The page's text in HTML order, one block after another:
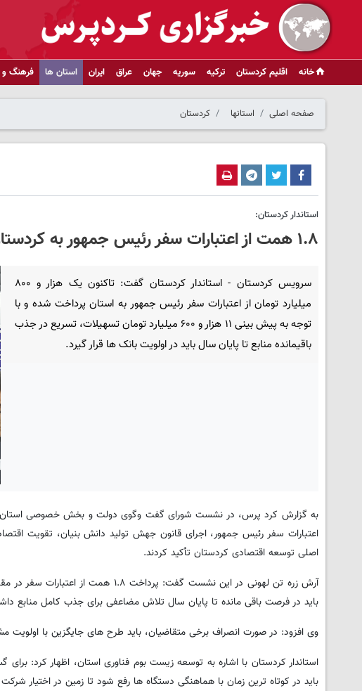
خانه اقلیم کردستان ترکیه سوریه جهان عراق ایران استان ها فرهنگ و
صفحه اصلی استانها کردستان
استاندار کردستان:
۱.۸ همت از اعتبارات سفر رئیس جمهور به کردستان پرداخت شد
سرویس کردستان - استاندار کردستان گفت: تاکنون یک هزار و ۸۰۰
میلیارد تومان از اعتبارات سفر رئیس جمهور به استان پرداخت شده و با
توجه به پیش بینی ۱۱ هزار و ۶۰۰ میلیارد تومان تسهیلات، تسریع در جذب
باقیمانده منابع تا پایان سال باید در اولویت بانک ها قرار گیرد.
به گزارش کرد پرس، در نشست شورای گفت وگوی دولت و بخش خصوصی استان
اعتبارات سفر رئیس جمهور، اجرای قانون جهش تولید دانش بنیان، تقویت
اصلی توسعه اقتصادی کردستان تأکید کردند.
آرش زره تن لهونی در این نشست گفت:
باید در فرصت باقی مانده تا پایان سال تلاش مضاعفی برای جذب کامل منابع
وی افزود: در صورت انصراف برخی متقاضیان، باید طرح های جایگزین با اولویت
باید در کوتاه ترین زمان با هماهنگی دستگاه ها رفع شود تا زمین در اختیار